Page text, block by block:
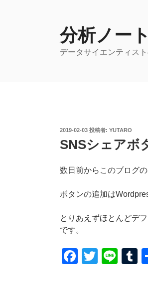
分析ノート
データサイエンティス
投
日:
2019-02-03 投稿者: YUTARO
SNSシェアボ
数日前からこのブログ
ボタンの追加は
とりあえずほとんどデ
です。
F
T
Li
T